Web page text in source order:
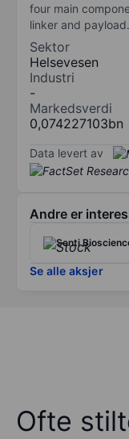
four main
linker and payload.
Sektor
Helsevesen
Industri
-
Markedsverdi
0,074227103bn
Data levert av
Andre er
Senti
Se alle aksjer
Ofte